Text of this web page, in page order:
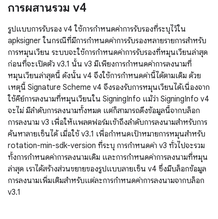
การผสานรวม v4
รูปแบบการรับรอง v4 ใช้การกำหนดค่าการรับรองที่ระบุไว้ใน
apksigner ในกรณีที่มีการกำหนดค่าการรับรองหลายรายการสำหรับ
การหมุนเวียน ระบบจะใช้การกำหนดค่าการรับรองที่หมุนเวียนล่าสุด
ก่อนที่จะเปิดตัว v3.1 นั้น v3 มีเพียงการกำหนดค่าการลงนามที่
หมุนเวียนล่าสุดนี้ ดังนั้น v4 จึงใช้การกำหนดค่านี้ได้ตามเดิม ด้วย
เหตุนี้ Signature Scheme v4 จึงรองรับการหมุนเวียนได้เนื่องจาก
ใช้คีย์การลงนามที่หมุนเวียนใน SigningInfo แม้ว่า SigningInfo v4
จะไม่ มีลำดับการลงนามทั้งหมด แต่ก็สามารถดึงข้อมูลนี้จากบล็อก
การลงนาม v3 เพื่อให้แพลตฟอร์มเข้าถึงลำดับการลงนามสำหรับการ
ค้นหาลายเซ็นได้ เมื่อใช้ v3.1 เพื่อกำหนดเป้าหมายการหมุนสำหรับ
rotation-min-sdk-version ที่ระบุ การกำหนดค่า v3 ทั่วไปจะรวม
ทั้งการกำหนดค่าการลงนามเดิม และการกำหนดค่าการลงนามที่หมุน
ล่าสุด เราได้สร้างส่วนขยายของรูปแบบลายเซ็น v4 ซึ่งมีบล็อกข้อมูล
การลงนามเพิ่มเติมสำหรับแต่ละการกำหนดค่าการลงนามจากบล็อก
v3.1